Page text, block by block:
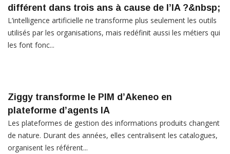
différent dans trois ans à cause de l’IA ?&nbsp;
L’intelligence artificielle ne transforme plus seulement les outils
utilisés par les organisations, mais redéfinit aussi les métiers qui
les font fonc...
Ziggy transforme le PIM d’Akeneo en
plateforme d’agents IA
Les plateformes de gestion des informations produits changent
de nature. Durant des années, elles centralisent les catalogues,
organisent les référent...